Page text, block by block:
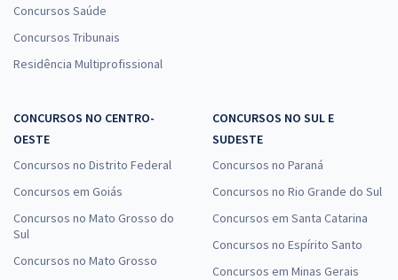
Concursos Saúde
Concursos Tribunais
Residência Multiprofissional
CONCURSOS NO CENTRO-
OESTE
Concursos no Distrito Federal
Concursos em Goiás
Concursos no Mato Grosso do
Sul
Concursos no Mato Grosso
CONCURSOS NO SUL E
SUDESTE
Concursos no Paraná
Concursos no Rio Grande do Sul
Concursos em Santa Catarina
Concursos no Espírito Santo
Concursos em Minas Gerais